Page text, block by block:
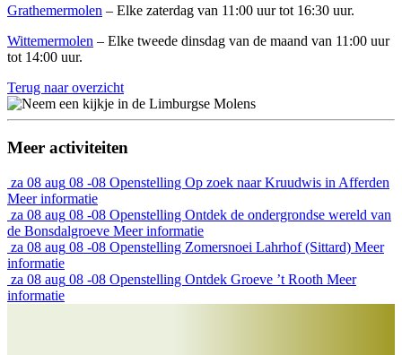
Grathemermolen – Elke zaterdag van 11:00 uur tot 16:30 uur.
Wittemermolen – Elke tweede dinsdag van de maand van 11:00 uur
tot 14:00 uur.
Terug naar overzicht
Meer activiteiten
za 08 aug 08 -08 Openstelling Op zoek naar Kruudwis in Afferden
Meer informatie
za 08 aug 08 -08 Openstelling Ontdek de ondergrondse wereld van
de Bonsdalgroeve Meer informatie
za 08 aug 08 -08 Openstelling Zomersnoei Lahrhof (Sittard) Meer
informatie
za 08 aug 08 -08 Openstelling Ontdek Groeve ’t Rooth Meer
informatie